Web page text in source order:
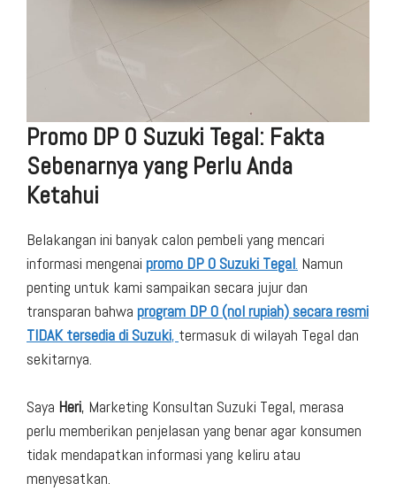
Promo DP 0 Suzuki Tegal: Fakta
Sebenarnya yang Perlu Anda
Ketahui
Belakangan ini banyak calon pembeli yang mencari
informasi mengenai promo DP 0 Suzuki Tegal. Namun
penting untuk kami sampaikan secara jujur dan
transparan bahwa program DP 0 (nol rupiah) secara resmi
TIDAK tersedia di Suzuki, termasuk di wilayah Tegal dan
sekitarnya.
Saya Heri, Marketing Konsultan Suzuki Tegal, merasa
perlu memberikan penjelasan yang benar agar konsumen
tidak mendapatkan informasi yang keliru atau
menyesatkan.